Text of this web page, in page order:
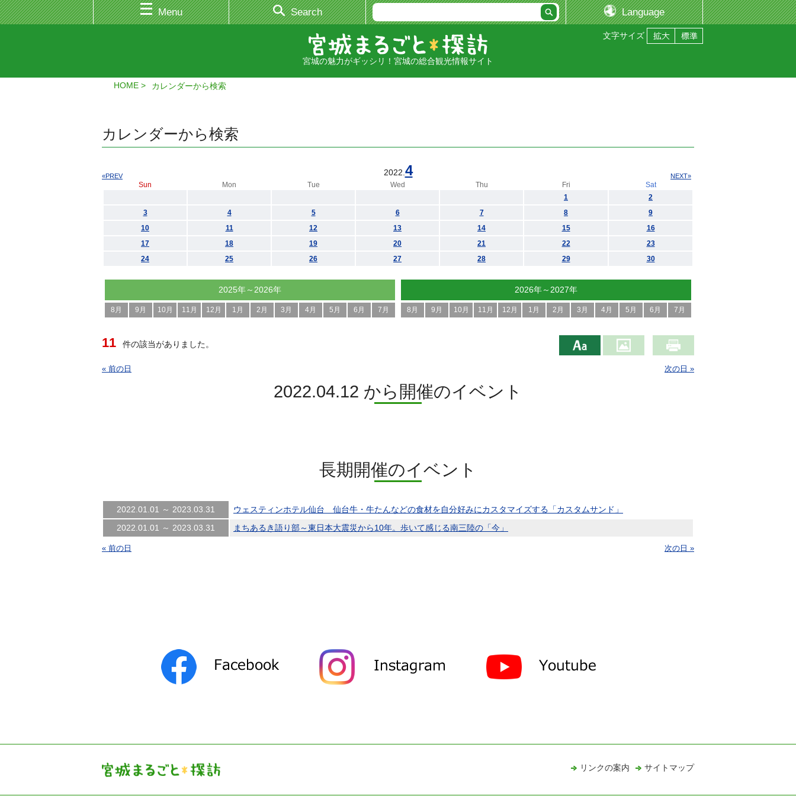
Menu Search Language
文字サイズ
宮城の魅力がギッシリ！宮城の総合観光情報サイト
HOME カレンダーから検索
カレンダーから検索
2022. 4
«PREV NEXT»
Sun Mon Tue Wed Thu Fri
Sat
1
2
3
4 5 6 7 8
9
10
11 12 13 14 15
16
17
18 19 20 21 22
23
24
25 26 27 28 29 30
2025年～2026年
8月 9月 10月 11月 12月 1月 2月 3月 4月 5月 6月 7月
2026年～2027年
8月 9月 10月 11月 12月 1月 2月 3月 4月 5月 6月 7月
11 件の該当がありました。
« 前の日 次の日 »
2022.04.12 から開催のイベント
長期開催のイベント
2022.01.01 ～ 2023.03.31
ウェスティンホテル仙台 仙台牛・牛たんなどの食材を自分好みにカスタマイズする「カスタムサンド」
2022.01.01 ～ 2023.03.31
まちあるき語り部～東日本大震災から10年。歩いて感じる南三陸の「今」
« 前の日 次の日 »
リンクの案内 サイトマップ